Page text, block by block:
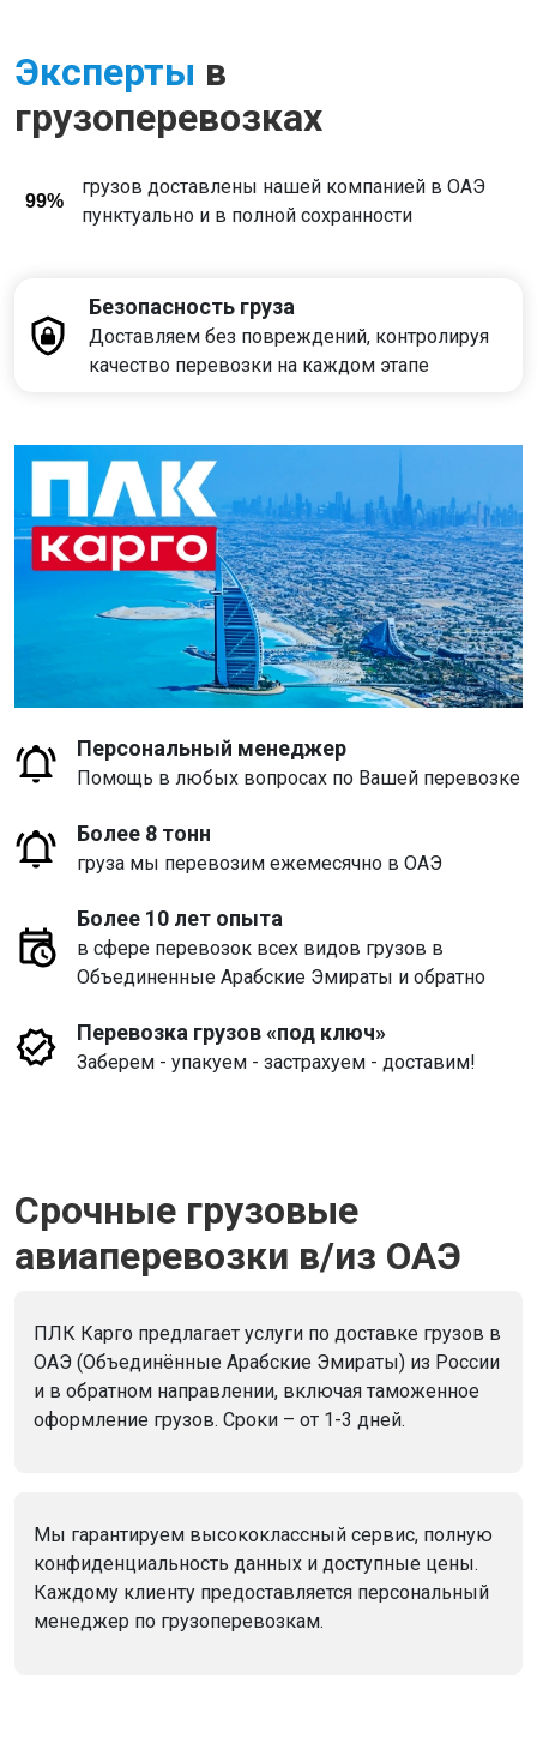
Эксперты в
грузоперевозках
99%
грузов доставлены нашей компанией в ОАЭ
пунктуально и в полной сохранности
Безопасность груза
Доставляем без повреждений, контролируя
качество перевозки на каждом этапе
Персональный менеджер
Помощь в любых вопросах по Вашей перевозке
Более 8 тонн
груза мы перевозим ежемесячно в ОАЭ
Более 10 лет опыта
в сфере перевозок всех видов грузов в
Объединенные Арабские Эмираты и обратно
Перевозка грузов «под ключ»
Заберем - упакуем - застрахуем - доставим!
Срочные грузовые
авиаперевозки в/из ОАЭ
ПЛК Карго предлагает услуги по доставке грузов в
ОАЭ (Объединённые Арабские Эмираты) из России
и в обратном направлении, включая таможенное
оформление грузов. Сроки – от 1-3 дней.
Мы гарантируем высококлассный сервис, полную
конфиденциальность данных и доступные цены.
Каждому клиенту предоставляется персональный
менеджер по грузоперевозкам.